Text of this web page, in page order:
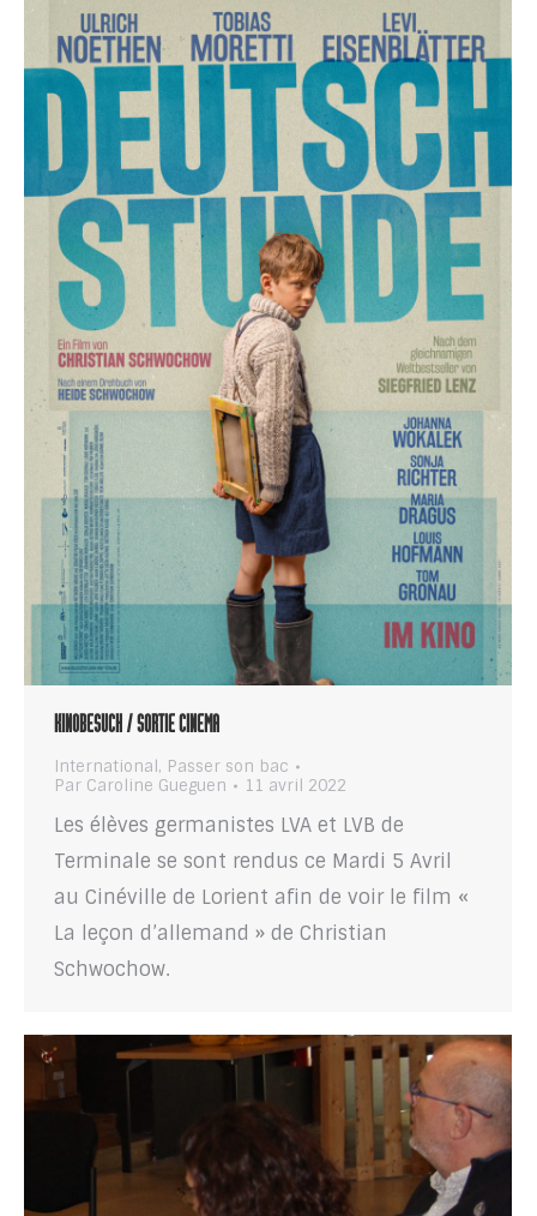
KINOBESUCH / SORTIE CINEMA
International, Passer son bac
Par Caroline Gueguen 11 avril 2022
Les élèves germanistes LVA et LVB de
Terminale se sont rendus ce Mardi 5 Avril
au Cinéville de Lorient afin de voir le film «
La leçon d’allemand » de Christian
Schwochow.